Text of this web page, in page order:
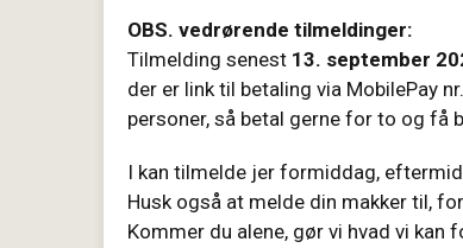
OBS. vedrørende tilmeldinger:
Tilmelding senest 13. september
der er link til betaling via MobilePay
personer, så betal gerne for to og få
I kan tilmelde jer formiddag,
Husk også at melde din makker til,
Kommer du alene, gør vi hvad vi